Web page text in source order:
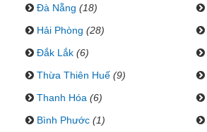
Đà Nẵng (18)
Hải Phòng (28)
Đắk Lắk (6)
Thừa Thiên Huế (9)
Thanh Hóa (6)
Bình Phước (1)